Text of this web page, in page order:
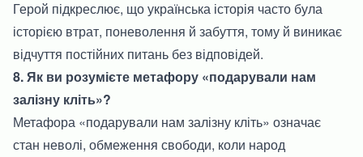
Герой підкреслює, що українська історія часто була
історією втрат, поневолення й забуття, тому й виникає
відчуття постійних питань без відповідей.
8. Як ви розумієте метафору «подарували нам
залізну кліть»?
Метафора «подарували нам залізну кліть» означає
стан неволі, обмеження свободи, коли народ